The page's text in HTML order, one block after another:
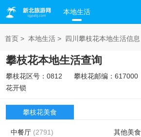
本地生活
首页 > 本地生活 > 四川攀枝花本地生活信息
攀枝花本地生活查询
攀枝花区号： 0812 攀枝花邮编： 617000
花开锁
攀枝花美食
中餐厅 (2791) 其他美食